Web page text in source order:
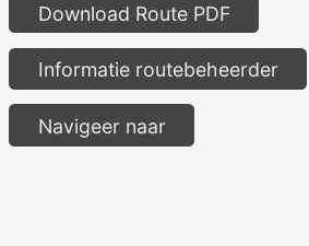
Download Route PDF
Informatie routebeheerder
Navigeer naar